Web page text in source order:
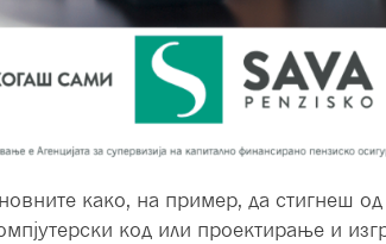
како, на пример, да стигнеш
код или проектирање и